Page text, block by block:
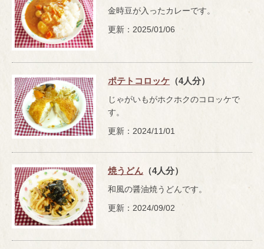
金時豆が入ったカレーです。
更新：2025/01/06
ポテトコロッケ （4人分）
じゃがいもがホクホクのコロッケで
す。
更新：2024/11/01
焼うどん （4人分）
和風の醤油焼うどんです。
更新：2024/09/02